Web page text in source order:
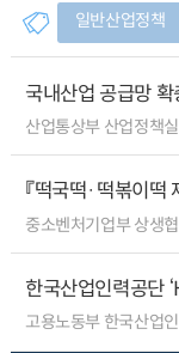
일반산업정책
국내산업 공급망
산업통상부 산업정책
『떡국떡·떡볶이떡
중소벤처기업부 상생
한국산업인력공단
고용노동부 한국산업